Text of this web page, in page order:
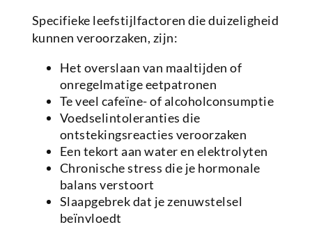
Specifieke leefstijlfactoren die duizeligheid
kunnen veroorzaken, zijn:
Het overslaan van maaltijden of
onregelmatige eetpatronen
Te veel cafeïne- of alcoholconsumptie
Voedselintoleranties die
ontstekingsreacties veroorzaken
Een tekort aan water en elektrolyten
Chronische stress die je hormonale
balans verstoort
Slaapgebrek dat je zenuwstelsel
beïnvloedt